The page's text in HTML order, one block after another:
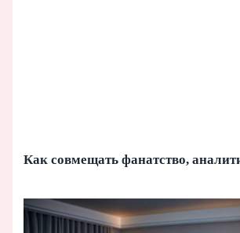
Как совмещать фанатство,